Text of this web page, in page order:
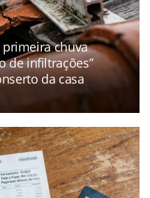
primeira chuva
de infiltrações”
da casa